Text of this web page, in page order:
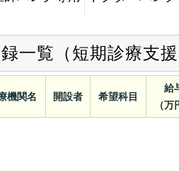
一覧（短期診療支援
機関名 開設者 希望科目
給
（万